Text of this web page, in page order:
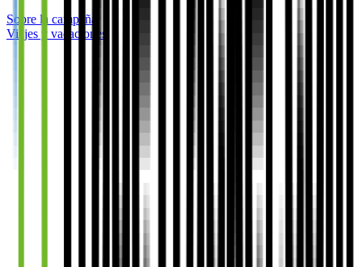
Sobre la campaña
Viajes y vacaciones